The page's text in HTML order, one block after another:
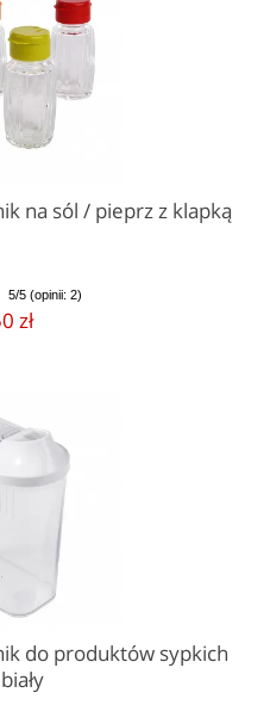
na sól / pieprz z klapką
5/5 (opinii: 2)
zł
do produktów sypkich